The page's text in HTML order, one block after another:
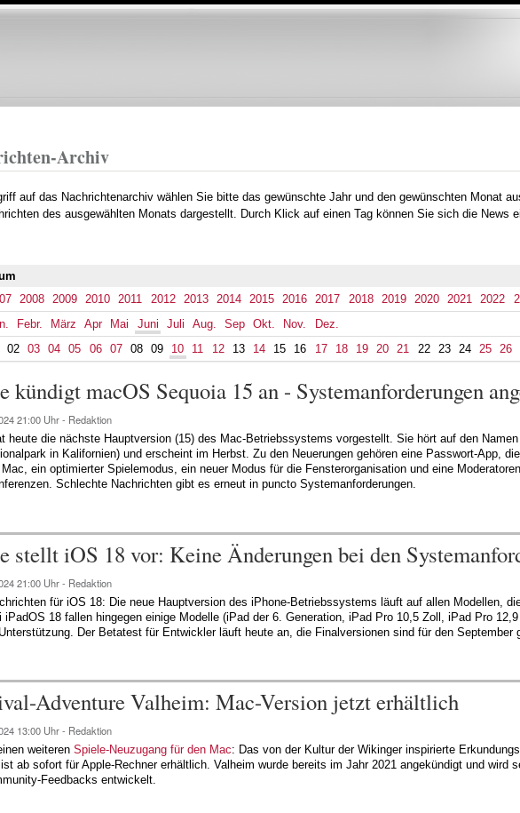
Direkt
Archiv
auf das Nachrichtenarchiv wählen Sie bitte das gewünschte Jahr und den gewünschten Monat
des ausgewählten Monats dargestellt. Durch Klick auf einen Tag können Sie sich die News
2008 2009 2010 2011 2012 2013 2014 2015 2016 2017 2018 2019 2020 2021 2022
Febr. März Apr Mai Juni Juli Aug. Sep Okt. Nov.
Dez.
02 03 04 05 06 07 08 09 10 11 12 13 14 15 16 17 18 19 20 21 22 23 24 25 26
kündigt macOS Sequoia 15 an - Systemanforderungen
21:00 Uhr - Redaktion
heute die nächste Hauptversion (15) des Mac-Betriebssystems vorgestellt. Sie hört auf den
in Kalifornien) und erscheint im Herbst. Zu den Neuerungen gehören eine Passwort-App,
ein optimierter Spielemodus, ein neuer Modus für die Fensterorganisation und eine
Schlechte Nachrichten gibt es erneut in puncto Systemanforderungen.
stellt iOS 18 vor: Keine Änderungen bei den
21:00 Uhr - Redaktion
für iOS 18: Die neue Hauptversion des iPhone-Betriebssystems läuft auf allen Modellen,
iPadOS 18 fallen hingegen einige Modelle (iPad der 6. Generation, iPad Pro 10,5 Zoll, iPad Pro
Der Betatest für Entwickler läuft heute an, die Finalversionen sind für den September
Adventure Valheim: Mac-Version jetzt erhältlich
13:00 Uhr - Redaktion
weiteren Spiele-Neuzugang für den Mac: Das von der Kultur der Wikinger inspirierte
ab sofort für Apple-Rechner erhältlich. Valheim wurde bereits im Jahr 2021 angekündigt und wird
Feedbacks entwickelt.